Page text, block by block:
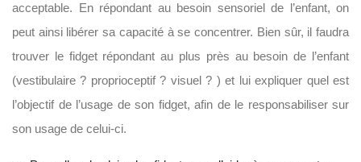
acceptable. En répondant au besoin sensoriel de l’enfant, on
peut ainsi libérer sa capacité à se concentrer. Bien sûr, il faudra
trouver le fidget répondant au plus près au besoin de l’enfant
(vestibulaire ? proprioceptif ? visuel ? ) et lui expliquer quel est
l’objectif de l’usage de son fidget, afin de le responsabiliser sur
son usage de celui-ci.